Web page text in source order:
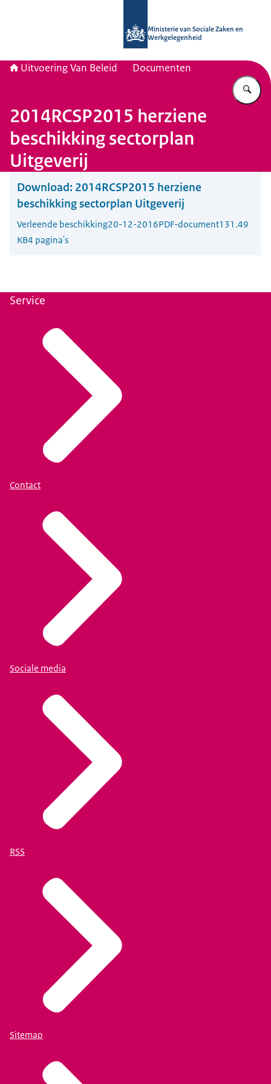
Ministerie van Sociale Zaken en
Werkgelegenheid
Uitvoering Van Beleid Documenten
2014RCSP2015 herziene
beschikking sectorplan
Uitgeverij
Download: 2014RCSP2015 herziene
beschikking sectorplan Uitgeverij
Verleende beschikking20-12-2016PDF-document131.49
KB4 pagina's
Service
Contact
Sociale media
RSS
Sitemap